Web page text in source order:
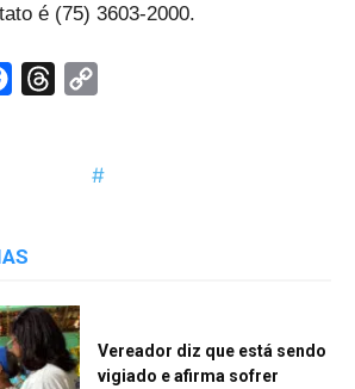
é (75) 3603-2000.
FacebookThreads
Vereador diz que está sendo
vigiado e afirma sofrer